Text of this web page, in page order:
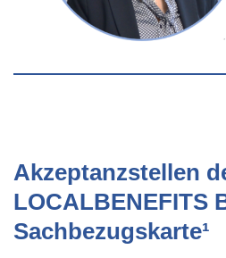
Akzeptanzstellen
LOCALBENEFITS
Sachbezugskarte¹